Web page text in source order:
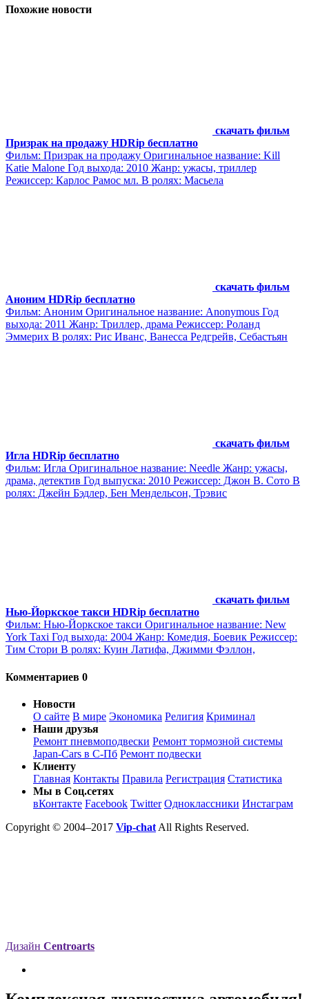
Похожие новости
скачать фильм
Призрак на продажу HDRip бесплатно
Фильм: Призрак на продажу Оригинальное название: Kill
Katie Malone Год выхода: 2010 Жанр: ужасы, триллер
Режиссер: Карлос Рамос мл. В ролях: Масьела
скачать фильм
Аноним HDRip бесплатно
Фильм: Аноним Оригинальное название: Anonymous Год
выхода: 2011 Жанр: Триллер, драма Режиссер: Роланд
Эммерих В ролях: Рис Иванс, Ванесса Редгрейв, Себастьян
скачать фильм
Игла HDRip бесплатно
Фильм: Игла Оригинальное название: Needle Жанр: ужасы,
драма, детектив Год выпуска: 2010 Режиссер: Джон В. Сото В
ролях: Джейн Бэдлер, Бен Мендельсон, Трэвис
скачать фильм
Нью-Йоркское такси HDRip бесплатно
Фильм: Нью-Йоркское такси Оригинальное название: New
York Taxi Год выхода: 2004 Жанр: Комедия, Боевик Режиссер:
Тим Стори В ролях: Куин Латифа, Джимми Фэллон,
Комментариев 0
Новости
О сайте В мире Экономика Религия Криминал
Наши друзья
Ремонт пневмоподвески Ремонт тормозной системы
Japan-Cars в С-Пб Ремонт подвески
Клиенту
Главная Контакты Правила Регистрация Статистика
Мы в Соц.сетях
вКонтакте Facebook Twitter Одноклассники Инстаграм
Copyright © 2004–2017 Vip-chat All Rights Reserved.
Дизайн Centroarts